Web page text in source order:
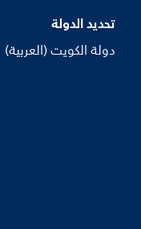
تحديد الدولة
دولة الكويت (العربية)